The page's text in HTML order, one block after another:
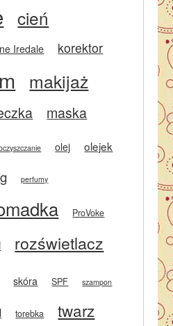
cień
Iredale korektor
makijaż
maska
olej olejek
perfumy
ProVoke
rozświetlacz
skóra SPF szampon
torebka twarz